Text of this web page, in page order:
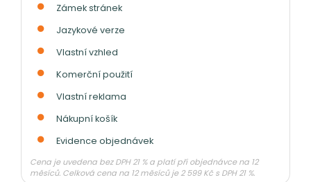
Zámek stránek
Jazykové verze
Vlastní vzhled
Komerční použití
Vlastní reklama
Nákupní košík
Evidence objednávek
Cena je uvedena bez DPH 21 % a platí při objednávce na 12
měsíců. Celková cena na 12 měsíců je 2 599 Kč s DPH 21 %.